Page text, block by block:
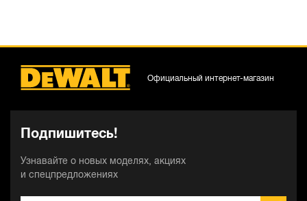
Подпишитесь!
Узнавайте о новых моделях, акциях
и спецпредложениях
Официальный интернет-магазин